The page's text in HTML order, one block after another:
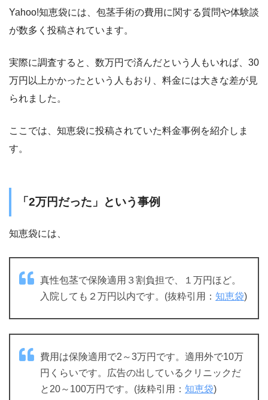
Yahoo!知恵袋には、包茎手術の費用に関する質問や体験談
が数多く投稿されています。
実際に調査すると、数万円で済んだという人もいれば、30
万円以上かかったという人もおり、料金には大きな差が見
られました。
ここでは、知恵袋に投稿されていた料金事例を紹介しま
す。
「2万円だった」という事例
知恵袋には、
真性包茎で保険適用３割負担で、１万円ほど。
入院しても２万円以内です。(抜粋引用： 知恵袋)
費用は保険適用で2～3万円です。適用外で10万
円くらいです。広告の出しているクリニックだ
と20～100万円です。(抜粋引用： 知恵袋)